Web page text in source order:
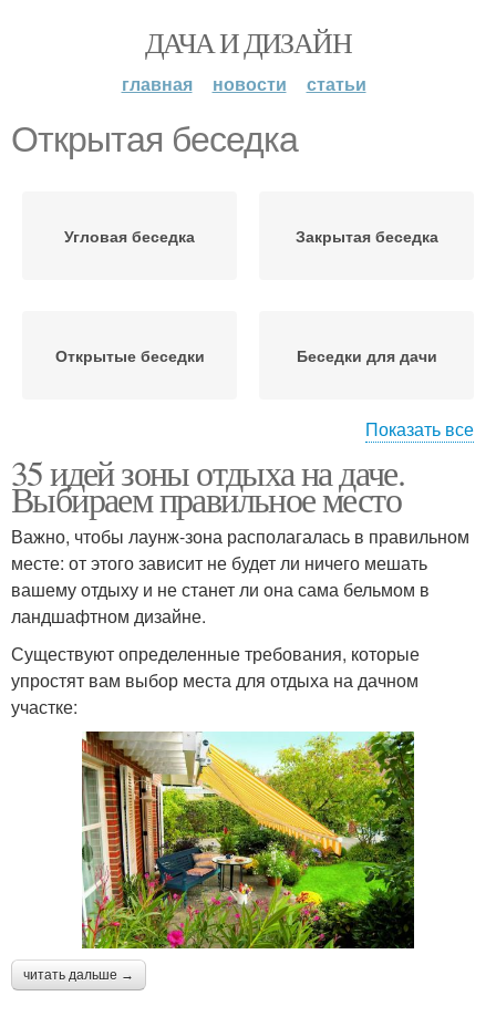
ДАЧА И ДИЗАЙН
главная новости статьи
Открытая беседка
Угловая беседка Закрытая беседка
Открытые беседки Беседки для дачи
Простые беседки Беседка для дачи
Дачные беседки
Беседки с плоской
Беседка с плоской
крышей
Открытая терраса Беседка с мангалом
Беседка с
четырехскатной
крышей
Уличные беседки
Показать все
35 идей зоны отдыха на даче.
Выбираем правильное место
Важно, чтобы лаунж-зона располагалась в правильном
месте: от этого зависит не будет ли ничего мешать
вашему отдыху и не станет ли она сама бельмом в
ландшафтном дизайне.
Существуют определенные требования, которые
упростят вам выбор места для отдыха на дачном
участке:
читать дальше →